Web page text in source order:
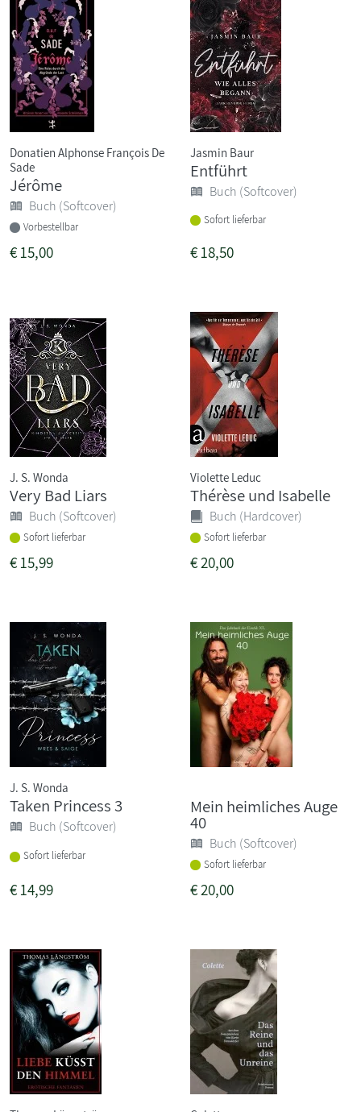
Donatien Alphonse François De
Sade
Jérôme
Buch (Softcover)
Vorbestellbar
€15,00
Jasmin Baur
Entführt
Buch (Softcover)
Sofort lieferbar
€18,50
J. S. Wonda
Very Bad Liars
Buch (Softcover)
Sofort lieferbar
€15,99
Violette Leduc
Thérèse und Isabelle
Buch (Hardcover)
Sofort lieferbar
€20,00
J. S. Wonda
Taken Princess 3
Buch (Softcover)
Sofort lieferbar
€14,99
Mein heimliches Auge
40
Buch (Softcover)
Sofort lieferbar
€20,00